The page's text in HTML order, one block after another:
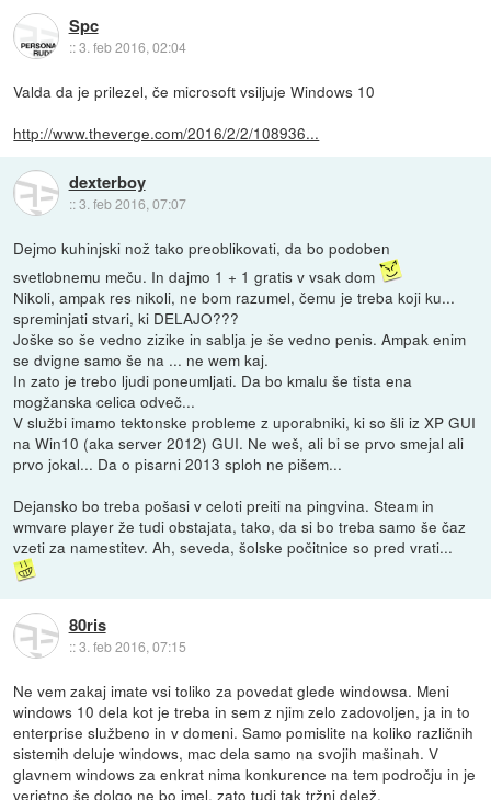
Spc
::3. feb 2016, 02:04
Valda da je prilezel, če microsoft vsiljuje Windows 10
http://www.theverge.com/2016/2/2/108936...
dexterboy
::3. feb 2016, 07:07
Dejmo kuhinjski nož tako preoblikovati, da bo podoben
svetlobnemu meču. In dajmo 1 + 1 gratis v vsak dom
Nikoli, ampak res nikoli, ne bom razumel, čemu je treba koji ku...
spreminjati stvari, ki DELAJO???
Joške so še vedno zizike in sablja je še vedno penis. Ampak enim
se dvigne samo še na ... ne wem kaj.
In zato je trebo ljudi poneumljati. Da bo kmalu še tista ena
mogžanska celica odveč...
V službi imamo tektonske probleme z uporabniki, ki so šli iz XP GUI
na Win10 (aka server 2012) GUI. Ne weš, ali bi se prvo smejal ali
prvo jokal... Da o pisarni 2013 sploh ne pišem...
Dejansko bo treba pošasi v celoti preiti na pingvina. Steam in
wmvare player že tudi obstajata, tako, da si bo treba samo še čaz
vzeti za namestitev. Ah, seveda, šolske počitnice so pred vrati...
80ris
::3. feb 2016, 07:15
Ne vem zakaj imate vsi toliko za povedat glede windowsa. Meni
windows 10 dela kot je treba in sem z njim zelo zadovoljen, ja in to
enterprise službeno in v domeni. Samo pomislite na koliko različnih
sistemih deluje windows, mac dela samo na svojih mašinah. V
glavnem windows za enkrat nima konkurence na tem področju in je
verjetno še dolgo ne bo imel, zato tudi tak tržni delež.